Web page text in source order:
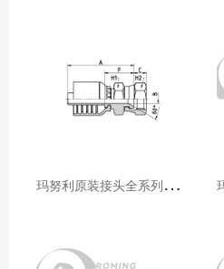
玛
努利原装接头全系列型号解析：广州客户选型必备指南